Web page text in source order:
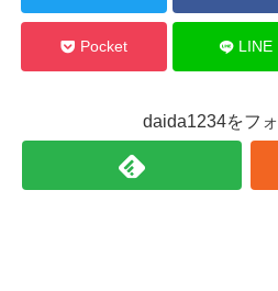
Pocket LINE
daida1234をフ